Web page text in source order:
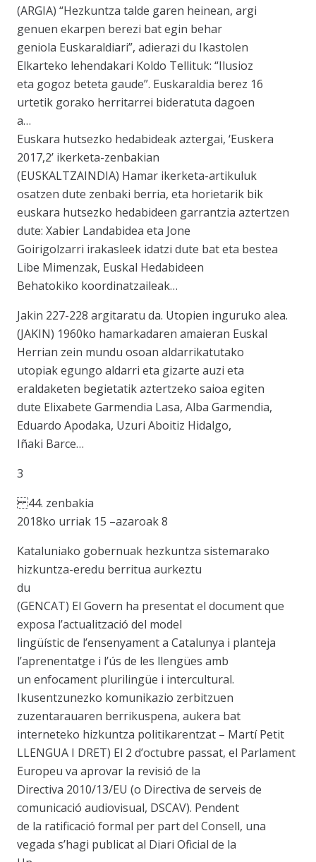
(ARGIA) “Hezkuntza talde garen heinean, argi
genuen ekarpen berezi bat egin behar
geniola Euskaraldiari”, adierazi du Ikastolen
Elkarteko lehendakari Koldo Tellituk: “Ilusioz
eta gogoz beteta gaude”. Euskaraldia berez 16
urtetik gorako herritarrei bideratuta dagoen
a…
Euskara hutsezko hedabideak aztergai, ‘Euskera
2017,2’ ikerketa-zenbakian
(EUSKALTZAINDIA) Hamar ikerketa-artikuluk
osatzen dute zenbaki berria, eta horietarik bik
euskara hutsezko hedabideen garrantzia aztertzen
dute: Xabier Landabidea eta Jone
Goirigolzarri irakasleek idatzi dute bat eta bestea
Libe Mimenzak, Euskal Hedabideen
Behatokiko koordinatzaileak…
Jakin 227-228 argitaratu da. Utopien inguruko alea.
(JAKIN) 1960ko hamarkadaren amaieran Euskal
Herrian zein mundu osoan aldarrikatutako
utopiak egungo aldarri eta gizarte auzi eta
eraldaketen begietatik aztertzeko saioa egiten
dute Elixabete Garmendia Lasa, Alba Garmendia,
Eduardo Apodaka, Uzuri Aboitiz Hidalgo,
Iñaki Barce…
3
44. zenbakia
2018ko urriak 15 –azaroak 8
Kataluniako gobernuak hezkuntza sistemarako
hizkuntza-eredu berritua aurkeztu
du
(GENCAT) El Govern ha presentat el document que
exposa l’actualització del model
lingüístic de l’ensenyament a Catalunya i planteja
l’aprenentatge i l’ús de les llengües amb
un enfocament plurilingüe i intercultural.
Ikusentzunezko komunikazio zerbitzuen
zuzentarauaren berrikuspena, aukera bat
interneteko hizkuntza politikarentzat – Martí Petit
LLENGUA I DRET) El 2 d’octubre passat, el Parlament
Europeu va aprovar la revisió de la
Directiva 2010/13/EU (o Directiva de serveis de
comunicació audiovisual, DSCAV). Pendent
de la ratificació formal per part del Consell, una
vegada s’hagi publicat al Diari Oficial de la